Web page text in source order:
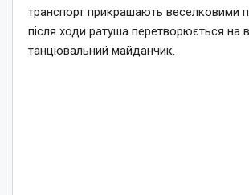
транспорт прикрашають веселковими
після ходи ратуша перетворюється на
танцювальний майданчик.